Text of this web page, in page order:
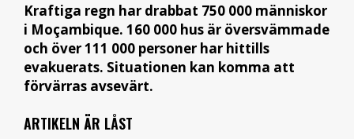
Kraftiga regn har drabbat 750 000 människor
i Moçambique. 160 000 hus är översvämmade
och över 111 000 personer har hittills
evakuerats. Situationen kan komma att
förvärras avsevärt.
ARTIKELN ÄR LÅST